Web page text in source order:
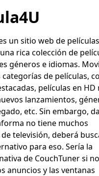
un sitio web de películas
rica colección de
géneros e idiomas.
de películas,
películas en HD
lanzamientos,
etc. Sin embargo,
no tiene muchos
televisión, deberá
para eso. Sería la
de CouchTuner si
anuncios y las ventanas